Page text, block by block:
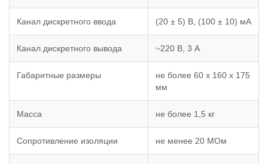
Канал дискретного ввода (20 ± 5) В, (100 ± 10) мА
Канал дискретного вывода ~220 В, 3 А
Габаритные размеры
не более 60 х 160 х 175
мм
Масса не более 1,5 кг
Сопротивление изоляции не менее 20 МОм